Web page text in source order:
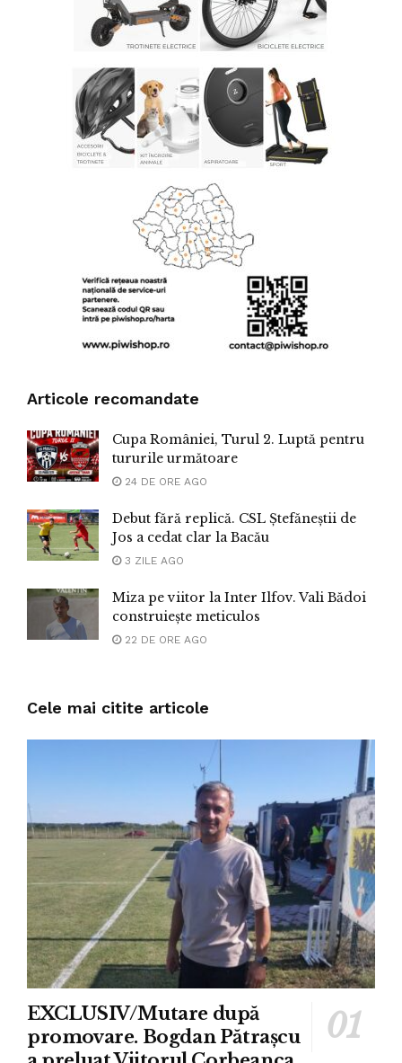
Articole recomandate
Cupa României, Turul 2. Luptă pentru
tururile următoare
24 DE ORE AGO
Debut fără replică. CSL Ștefăneștii de
Jos a cedat clar la Bacău
3 ZILE AGO
Miza pe viitor la Inter Ilfov. Vali Bădoi
construiește meticulos
22 DE ORE AGO
Cele mai citite articole
EXCLUSIV/Mutare după
promovare. Bogdan Pătrașcu